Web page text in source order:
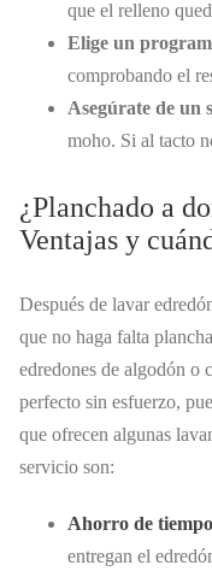
que el relleno
Elige un
comprobando el
Asegúrate de un
moho. Si al tacto
¿Planchado a
Ventajas y
Después de lavar
que no haga falta
edredones de algodón o
perfecto sin esfuerzo,
que ofrecen algunas
servicio son:
Ahorro de tiempo
entregan el